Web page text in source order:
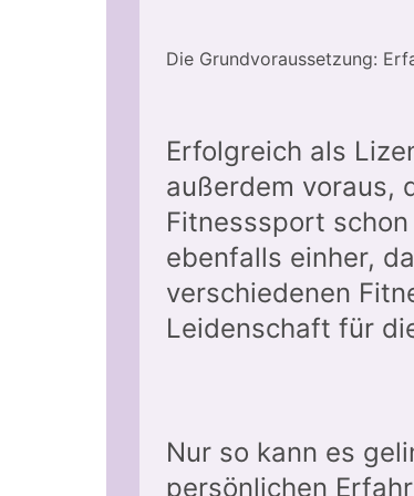
Die Grundvoraussetzung:
Erfolgreich als
außerdem voraus,
Fitnesssport
ebenfalls einher,
verschiedenen
Leidenschaft für
Nur so kann es
persönlichen